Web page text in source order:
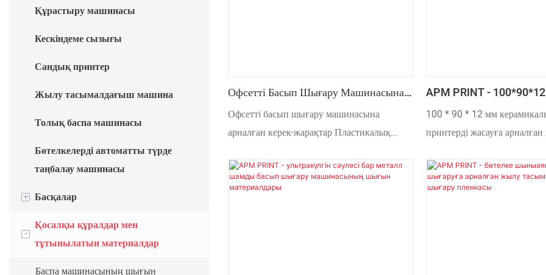
машинасы
машинасы
Құрастыру машинасы
Кескіндеме сызығы
Сандық принтер
Жылу тасымалдағыш машина
Толық баспа машинасы
Бөтелкелерді автоматты түрде
таңбалау машинасы
+ Басқалар
Шыныаяқ жасау машинасы
Қаптама машинасы
-
Қосалқы құралдар мен
тұтынылатын материалдар
Баспа машинасының шығын
Офсетті Басып Шығару Машинасына
Арналған Керек-Жарақтар
Пластикалық Шыныаяқ Принтер
Бөліктері
Офсетті басып шығару машинасына
арналған керек-жарақтар Пластикалық
APM PRINT -
Керамикалық Сақина
Принтерге Арналған Басқа
100 * 90 * 12 мм
принтерді жасауға арналған
нарықтық позицияға,
бойы қажырлы зерттеулерге